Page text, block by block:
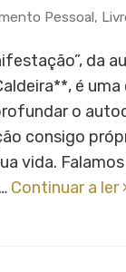
Pessoal,
da
é
o
consigo
vida.
Continuar a ler